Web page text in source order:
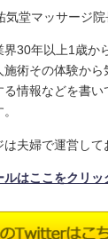
気堂マッサージ院
界30年以上1歳か
施術その体験から
る情報などを書い
は夫婦で運営して
はここをクリッ